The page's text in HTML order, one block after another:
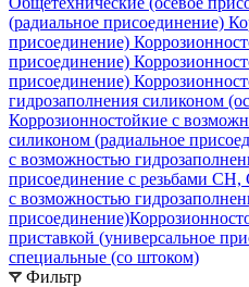
(радиальное присо­единение)
присо­единение)
присоединение)
присоединение)
гидрозапол­нения силиконом
Коррозионностой­кие с
силиконом (радиальное
с возможно­стью
присоеди­нение с резьбами
с возможно­стью
присоеди­нение)
пристав­кой (универсальное
специальные (со штоком)
Фильтр